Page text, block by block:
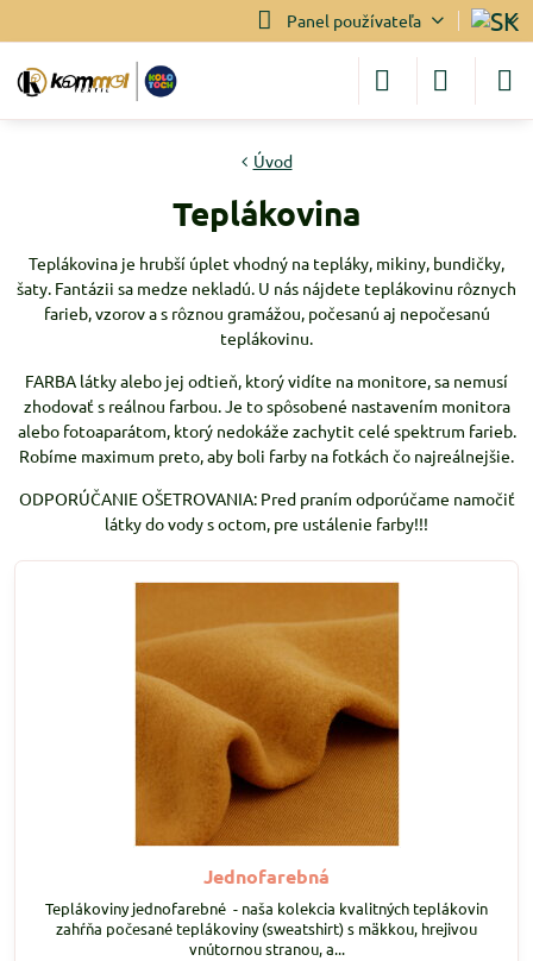
Panel používateľa
Úvod
Teplákovina
Teplákovina je hrubší úplet vhodný na tepláky, mikiny, bundičky,
šaty. Fantázii sa medze nekladú. U nás nájdete teplákovinu rôznych
farieb, vzorov a s rôznou gramážou, počesanú aj nepočesanú
teplákovinu.
FARBA látky alebo jej odtieň, ktorý vidíte na monitore, sa nemusí
zhodovať s reálnou farbou. Je to spôsobené nastavením monitora
alebo fotoaparátom, ktorý nedokáže zachytit celé spektrum farieb.
Robíme maximum preto, aby boli farby na fotkách čo najreálnejšie.
ODPORÚČANIE OŠETROVANIA: Pred praním odporúčame namočiť
látky do vody s octom, pre ustálenie farby!!!
Jednofarebná
Teplákoviny jednofarebné - naša kolekcia kvalitných teplákovin
zahŕňa počesané teplákoviny (sweatshirt) s mäkkou, hrejivou
vnútornou stranou, a...